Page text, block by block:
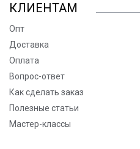
КЛИЕНТАМ
Опт
Доставка
Оплата
Вопрос-ответ
Как сделать заказ
Полезные статьи
Мастер-классы